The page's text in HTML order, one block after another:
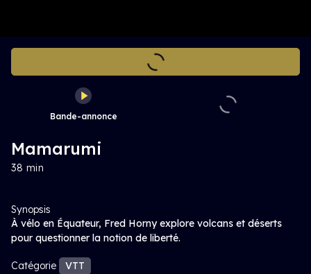
Bande-annonce
Mamarumi
38 min
Synopsis
À vélo en Équateur, Fred Horny explore volcans et déserts
pour questionner la notion de liberté.
Catégorie VTT